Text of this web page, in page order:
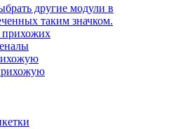
другие модули в
таким значком.
прихожих